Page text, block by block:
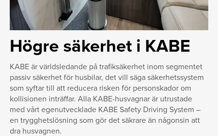
Högre säkerhet i KABE
KABE är världsledande på trafiksäkerhet inom segmentet
passiv säkerhet för husbilar, det vill säga säkerhetssystem
som syftar till att reducera risken för personskador om
kollisionen inträffar. Alla KABE-husvagnar är utrustade
med vårt egenutvecklade KABE Safety Driving System –
en trygghetslösning som gör det säkrare än någonsin att
dra husvagnen.